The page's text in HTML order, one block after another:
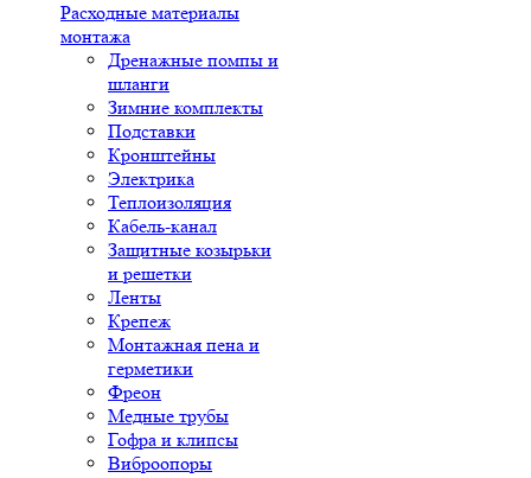
Расходные материалы
монтажа
Дренажные помпы и
шланги
Зимние комплекты
Подставки
Кронштейны
Электрика
Теплоизоляция
Кабель-канал
Защитные козырьки
и решетки
Ленты
Крепеж
Монтажная пена и
герметики
Фреон
Медные трубы
Гофра и клипсы
Виброопоры